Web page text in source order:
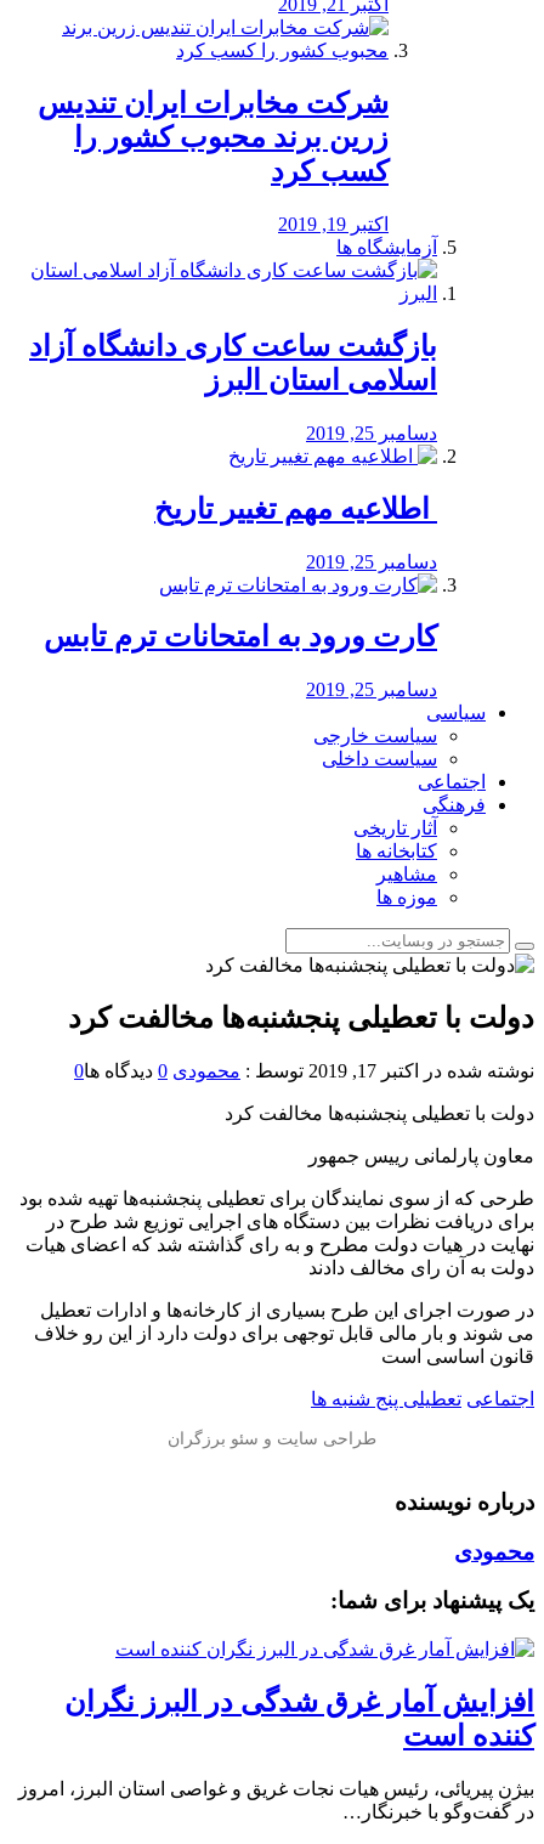
اکتبر 21, 2019
شرکت مخابرات ایران تندیس
زرین برند محبوب کشور را
کسب کرد
اکتبر 19, 2019
آزمایشگاه ها
بازگشت ساعت کاری دانشگاه آزاد
اسلامی استان البرز
دسامبر 25, 2019
️ اطلاعیه مهم تغییر تاریخ
دسامبر 25, 2019
کارت ورود به امتحانات ترم تابس
دسامبر 25, 2019
سیاسی
سیاست خارجی
سیاست داخلی
اجتماعی
فرهنگی
آثار تاریخی
کتابخانه ها
مشاهیر
موزه ها
️دولت با تعطیلی پنجشنبه‌ها مخالفت کرد
نوشته شده در اکتبر 17, 2019 توسط : محمودی 0 دیدگاه ها0
️دولت با تعطیلی پنجشنبه‌ها مخالفت کرد
معاون پارلمانی رییس جمهور
طرحی که از سوی نمایندگان برای تعطیلی پنجشنبه‌ها تهیه شده بود
برای دریافت نظرات بین دستگاه های اجرایی توزیع شد طرح در
نهایت در هیات دولت مطرح و به رای گذاشته شد که اعضای هیات
دولت به آن رای مخالف دادند
در صورت اجرای این طرح بسیاری از کارخانه‌ها و ادارات تعطیل
می شوند و بار مالی قابل توجهی برای دولت دارد از این رو خلاف
قانون اساسی است
اجتماعی تعطیلی پنج شنبه ها
درباره نویسنده
محمودی
یک پیشنهاد برای شما:
افزایش آمار غرق شدگی در البرز نگران
کننده است
بیژن پیریائی، رئیس هیات نجات غریق و غواصی استان البرز، امروز
در گفت‌وگو با خبرنگار…